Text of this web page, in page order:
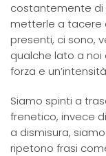
costantemente di
metterle a tacere
presenti, ci sono,
qualche lato a noi
forza e
Siamo spinti a
frenetico, invece
a dismisura,
ripetono frasi